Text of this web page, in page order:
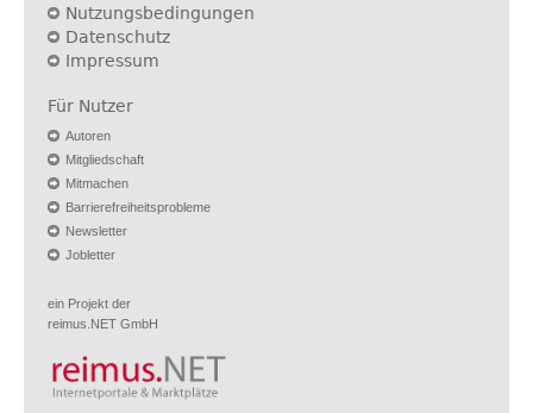
Nutzungsbedingungen
Datenschutz
Impressum
Für Nutzer
Autoren
Mitgliedschaft
Mitmachen
Barrierefreiheitsprobleme
Newsletter
Jobletter
ein Projekt der
reimus.NET GmbH